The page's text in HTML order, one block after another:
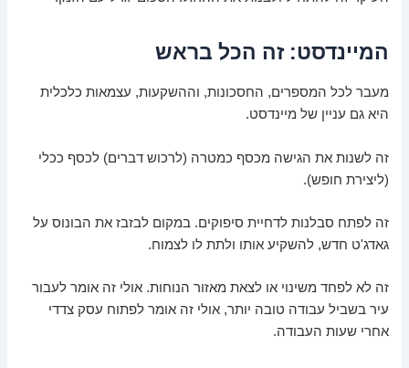
המיינדסט: זה הכל בראש
מעבר לכל המספרים, החסכונות, וההשקעות, עצמאות כלכלית
היא גם עניין של מיינדסט.
זה לשנות את הגישה מכסף כמטרה (לרכוש דברים) לכסף ככלי
(ליצירת חופש).
זה לפתח סבלנות לדחיית סיפוקים. במקום לבזבז את הבונוס על
גאדג'ט חדש, להשקיע אותו ולתת לו לצמוח.
זה לא לפחד משינוי או לצאת מאזור הנוחות. אולי זה אומר לעבור
עיר בשביל עבודה טובה יותר, אולי זה אומר לפתוח עסק צדדי
אחרי שעות העבודה.